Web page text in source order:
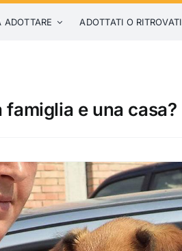
ADOTTARE ADOTTATI O RITROVATI
famiglia e una casa?